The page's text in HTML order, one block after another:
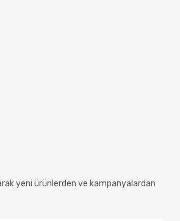
yeni ürünlerden ve kampanyalardan